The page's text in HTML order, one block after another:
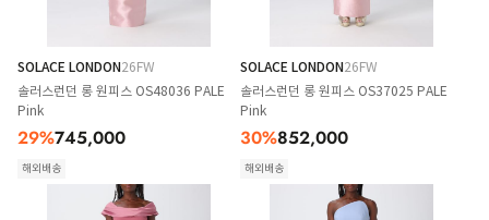
SOLACE LONDON26FW
솔러스런던 롱 원피스 OS48036 PALE
Pink
29%745,000
해외배송
SOLACE LONDON26FW
솔러스런던 롱 원피스 OS37025 PALE
Pink
30%852,000
해외배송